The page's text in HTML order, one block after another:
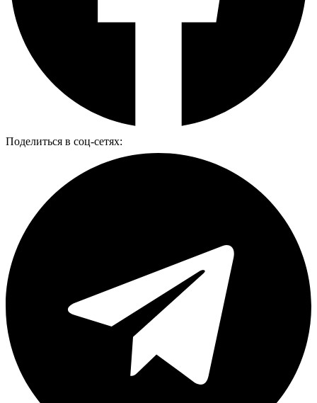
Поделиться в соц-сетях: